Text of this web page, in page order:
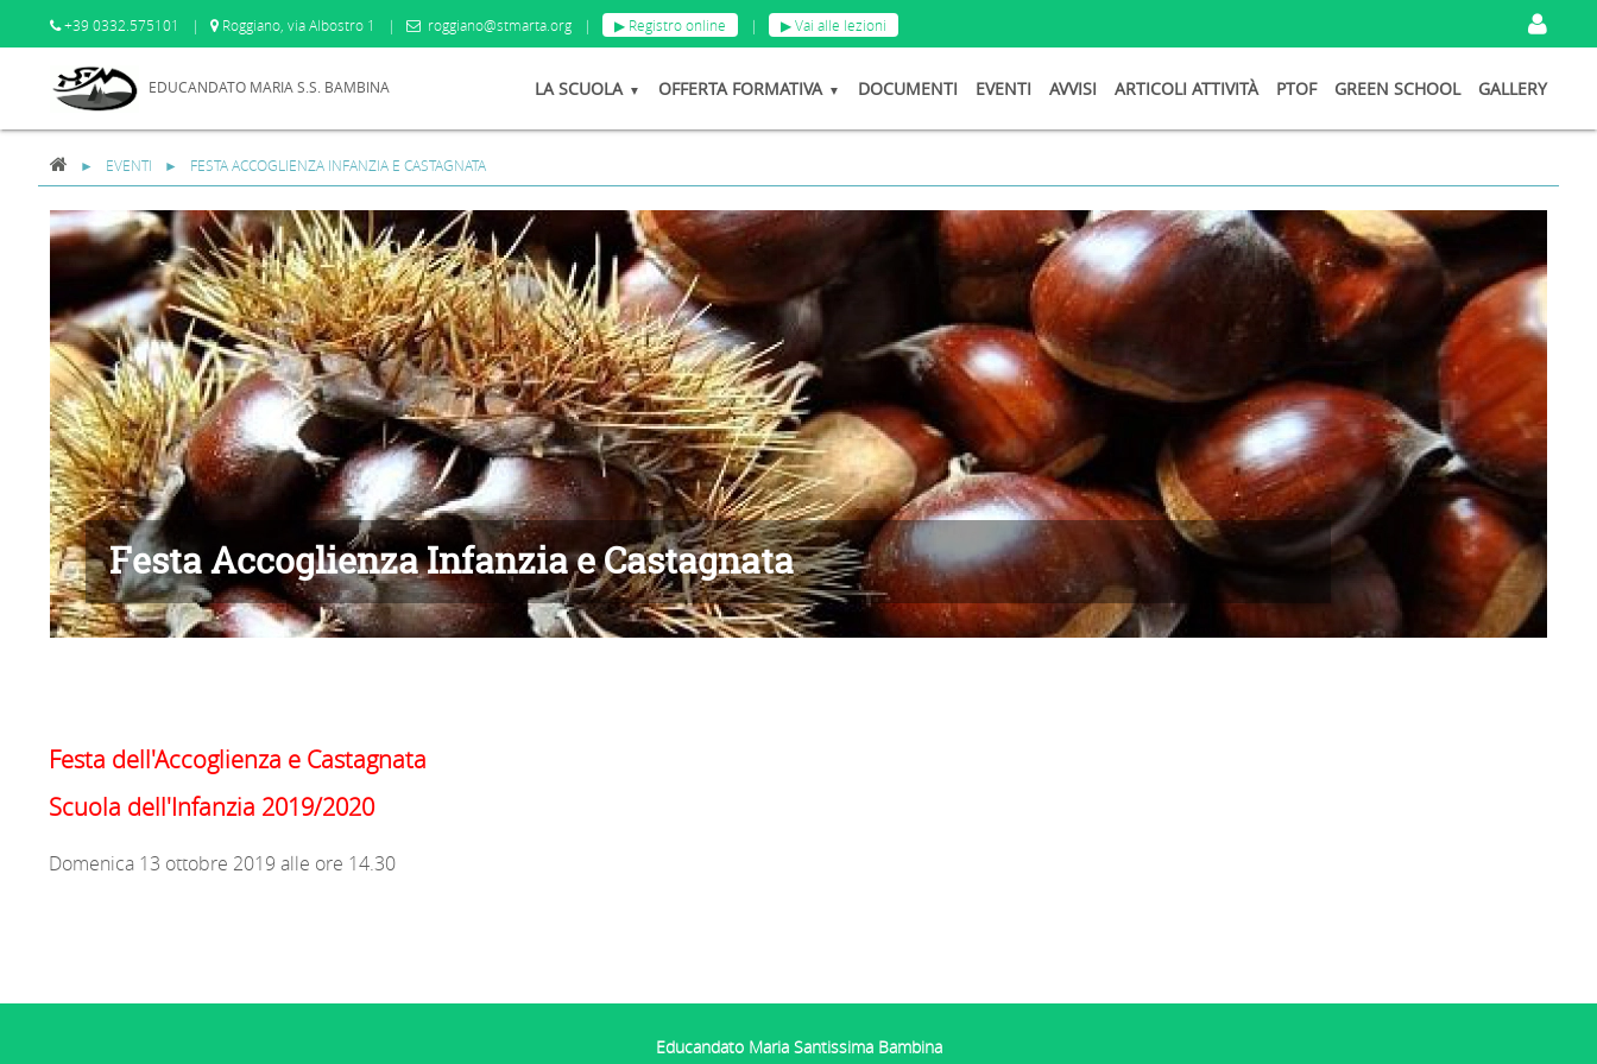
+39 0332.575101 | Roggiano, via Albostro 1 | roggiano@stmarta.org | ▶ Registro online | ▶ Vai alle lezioni
Password
persa?
EDUCANDATO MARIA S.S. BAMBINA LA SCUOLA OFFERTA FORMATIVA DOCUMENTI EVENTI AVVISI ARTICOLI ATTIVITÀ PTOF GREEN SCHOOL GALLERY
EVENTI FESTA ACCOGLIENZA INFANZIA E CASTAGNATA
Festa Accoglienza Infanzia e Castagnata
Festa dell'Accoglienza e Castagnata
Scuola dell'Infanzia 2019/2020
Domenica 13 ottobre 2019 alle ore 14.30
Educandato Maria Santissima Bambina